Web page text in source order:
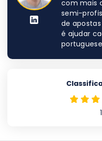
com mais
semi-
de
é ajudar
1